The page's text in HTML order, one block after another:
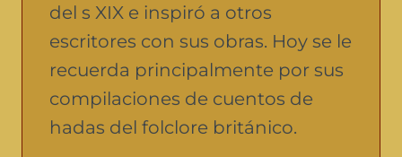
del s XIX e inspiró a otros
escritores con sus obras. Hoy se le
recuerda principalmente por sus
compilaciones de cuentos de
hadas del folclore británico.